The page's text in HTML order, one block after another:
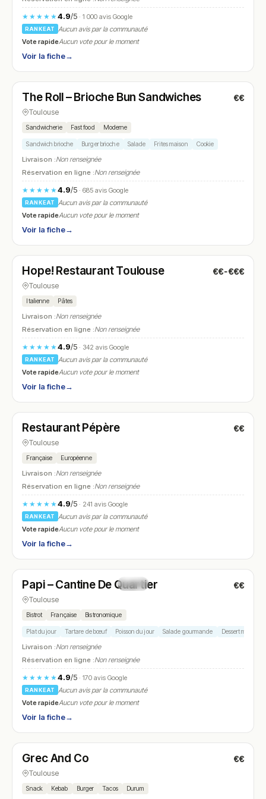
★★★★★4.9/5· 1 000 avis Google
RANKEAT
Aucun avis par la communauté
Vote rapideAucun vote pour le moment
Voir la fiche→
N° 5
The Roll – Brioche Bun Sandwiches €€
Toulouse
Sandwicherie Fast food Moderne
Sandwich brioche Burger brioche Salade Frites maison Cookie
Livraison :Non renseignée
Réservation en ligne :Non renseignée
★★★★★4.9/5· 685 avis Google
RANKEAT
Aucun avis par la communauté
Vote rapideAucun vote pour le moment
Voir la fiche→
N° 6
Hope! Restaurant Toulouse €€-€€€
Toulouse
Italienne Pâtes
Livraison :Non renseignée
Réservation en ligne :Non renseignée
★★★★★4.9/5· 342 avis Google
RANKEAT
Aucun avis par la communauté
Vote rapideAucun vote pour le moment
Voir la fiche→
N° 7
Restaurant Pépère €€
Toulouse
Française Européenne
Livraison :Non renseignée
Réservation en ligne :Non renseignée
★★★★★4.9/5· 241 avis Google
RANKEAT
Aucun avis par la communauté
Vote rapideAucun vote pour le moment
Voir la fiche→
N° 8
Papi – Cantine De Quartier €€
Toulouse
Bistrot Française Bistronomique
Plat du jour Tartare de bœuf Poisson du jour Salade gourmande Dessert maison
Livraison :Non renseignée
Réservation en ligne :Non renseignée
★★★★★4.9/5· 170 avis Google
RANKEAT
Aucun avis par la communauté
Vote rapideAucun vote pour le moment
Voir la fiche→
N° 9
Grec And Co €€
Toulouse
Snack Kebab Burger Tacos Durum